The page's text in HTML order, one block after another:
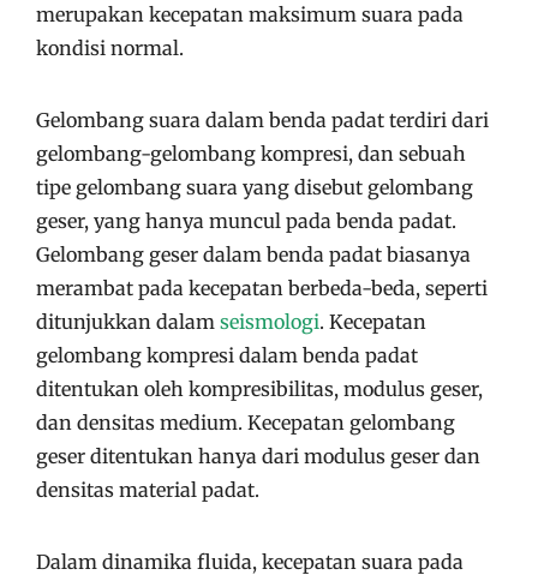
merupakan kecepatan maksimum suara pada
kondisi normal.
Gelombang suara dalam benda padat terdiri dari
gelombang-gelombang kompresi, dan sebuah
tipe gelombang suara yang disebut gelombang
geser, yang hanya muncul pada benda padat.
Gelombang geser dalam benda padat biasanya
merambat pada kecepatan berbeda-beda, seperti
ditunjukkan dalam seismologi. Kecepatan
gelombang kompresi dalam benda padat
ditentukan oleh kompresibilitas, modulus geser,
dan densitas medium. Kecepatan gelombang
geser ditentukan hanya dari modulus geser dan
densitas material padat.
Dalam dinamika fluida, kecepatan suara pada